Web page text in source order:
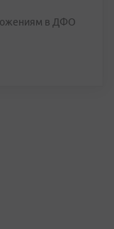
в ДФО